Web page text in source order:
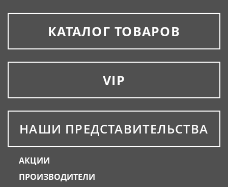
КАТАЛОГ ТОВАРОВ
VIP
НАШИ ПРЕДСТАВИТЕЛЬСТВА
АКЦИИ
ПРОИЗВОДИТЕЛИ